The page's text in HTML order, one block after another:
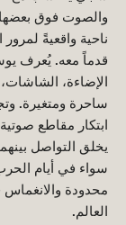
والصوت فوق بعضها
ناحية واقعيةً
قدماً معه. يُعرف
الإضاءة،
ساحرة ومتغيرة.
ابتكار مقاطع
يخلق التواصل
سواء في أيام
محدودة
العالم.